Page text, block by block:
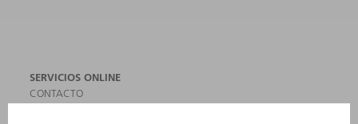
SERVICIOS ONLINE
CONTACTO